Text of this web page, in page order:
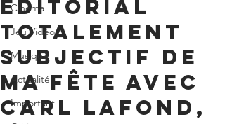
Cinéma
Jeu Vidéo
Musique
Actualité
Important
Editorial
totalement
subjectif de
ma fête avec
Carl Lafond,